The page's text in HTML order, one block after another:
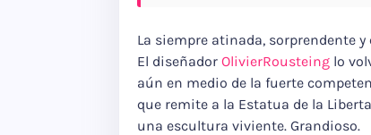
La siempre atinada, sorprendente y
El diseñador OlivierRousteing lo
aún en medio de la fuerte
que remite a la Estatua de la
una escultura viviente. Grandioso.